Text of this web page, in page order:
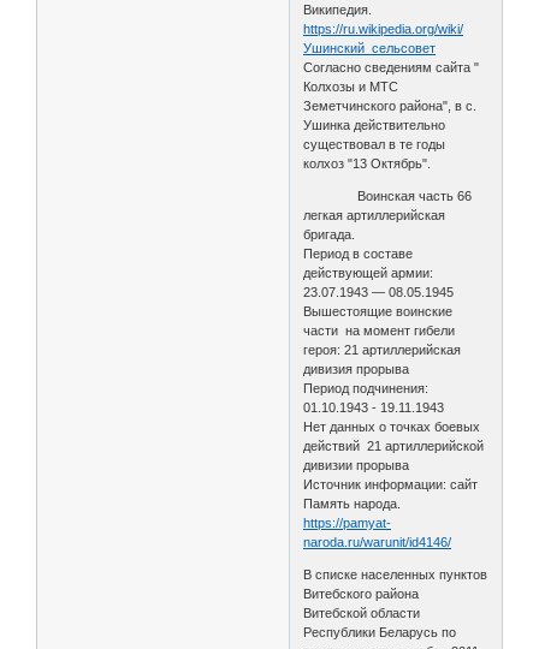
Википедия.
https://ru.wikipedia.org/wiki/
Ушинский_сельсовет
Согласно сведениям сайта "
Колхозы и МТС
Земетчинского района", в с.
Ушинка действительно
существовал в те годы
колхоз "13 Октябрь".
Воинская часть 66
легкая артиллерийская
бригада.
Период в составе
действующей армии:
23.07.1943 — 08.05.1945
Вышестоящие воинские
части на момент гибели
героя: 21 артиллерийская
дивизия прорыва
Период подчинения:
01.10.1943 - 19.11.1943
Нет данных о точках боевых
действий 21 артиллерийской
дивизии прорыва
Источник информации: сайт
Память народа.
https://pamyat-
naroda.ru/warunit/id4146/
В списке населенных пунктов
Витебского района
Витебской области
Республики Беларусь по